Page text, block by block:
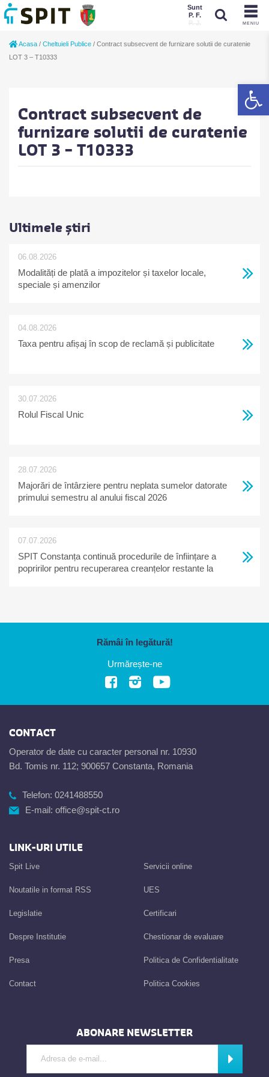
MENIU
Sunt
P. F.
P. J.
Acasa / Cheltuieli Publice / Contract subsecvent de furnizare solutii de curatenie
LOT 3 – T10333
Contract subsecvent de
furnizare solutii de curatenie
LOT 3 – T10333
Ultimele știri
06.08.2026
Modalități de plată a impozitelor și taxelor locale,
speciale și amenzilor
04.08.2026
Taxa pentru afișaj în scop de reclamă și publicitate
30.07.2026
Rolul Fiscal Unic
28.07.2026
Majorări de întârziere pentru neplata sumelor datorate
primului semestru al anului fiscal 2026
07.07.2026
SPIT Constanța continuă procedurile de înființare a
popririlor pentru recuperarea creanțelor restante la
Rămâi în legătură!
Urmărește-ne
CONTACT
Operator de date cu caracter personal nr. 10930
Bd. Tomis nr. 112; 900657 Constanta, Romania
Telefon: 0241488550
E-mail: office@spit-ct.ro
LINK-URI UTILE
Spit Live
Noutatile in format RSS
Legislatie
Despre Institutie
Presa
Contact
Servicii online
UES
Certificari
Chestionar de evaluare
Politica de Confidentialitate
Politica Cookies
ABONARE NEWSLETTER